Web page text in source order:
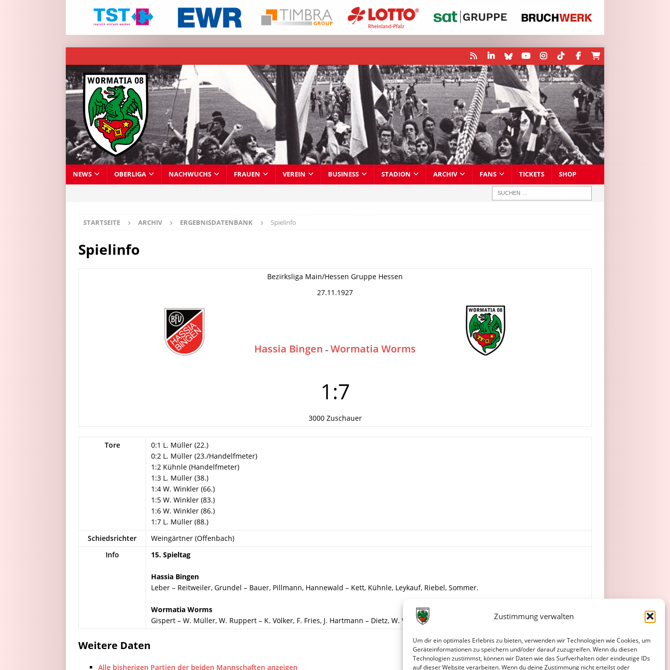
Zustimmung verwalten
Um dir ein optimales Erlebnis zu bieten, verwenden wir Technologien wie Cookies, um
Geräteinformationen zu speichern und/oder darauf zuzugreifen. Wenn du diesen
Technologien zustimmst, können wir Daten wie das Surfverhalten oder eindeutige IDs
auf dieser Website verarbeiten. Wenn du deine Zustimmung nicht erteilst oder
NEWS OBERLIGA NACHWUCHS FRAUEN VEREIN BUSINESS STADION ARCHIV FANS TICKETS SHOP
STARTSEITE ARCHIV ERGEBNISDATENBANK Spielinfo
Spielinfo
Bezirksliga Main/Hessen Gruppe Hessen
27.11.1927
Hassia Bingen – Wormatia Worms
1:7
3000 Zuschauer
Tore
0:1 L. Müller (22.)
0:2 L. Müller (23./Handelfmeter)
1:2 Kühnle (Handelfmeter)
1:3 L. Müller (38.)
1:4 W. Winkler (66.)
1:5 W. Winkler (83.)
1:6 W. Winkler (86.)
1:7 L. Müller (88.)
Schiedsrichter
Weingärtner (Offenbach)
Info
15. Spieltag
Hassia Bingen
Leber – Reitweiler, Grundel – Bauer, Pillmann, Hannewald – Kett, Kühnle, Leykauf, Riebel, Sommer.
Wormatia Worms
Gispert – W. Müller, W. Ruppert – K. Völker, F. Fries, J. Hartmann – Dietz, W. Winkler, A. Kiefer, L. Müller, A. Ruppert.
Weitere Daten
Alle bisherigen Partien der beiden Mannschaften anzeigen